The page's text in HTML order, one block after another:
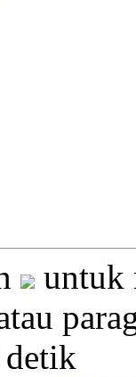
untuk
detik